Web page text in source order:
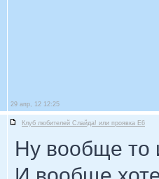
29 апр, 12 12:25
Клуб любителей Слайда! или проявка E6
Ну вообще то